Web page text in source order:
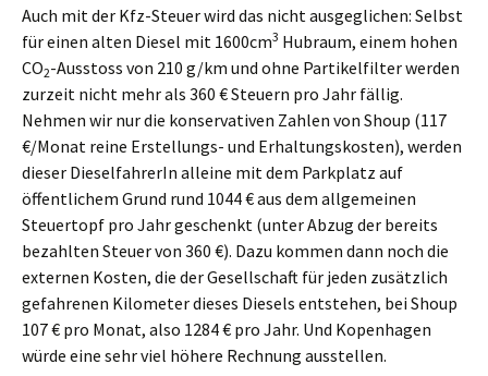
Auch mit der Kfz-Steuer wird das nicht ausgeglichen: Selbst
für einen alten Diesel mit 1600cm3 Hubraum, einem hohen
CO2-Ausstoss von 210 g/km und ohne Partikelfilter werden
zurzeit nicht mehr als 360 € Steuern pro Jahr fällig.
Nehmen wir nur die konservativen Zahlen von Shoup (117
€/Monat reine Erstellungs- und Erhaltungskosten), werden
dieser DieselfahrerIn alleine mit dem Parkplatz auf
öffentlichem Grund rund 1044 € aus dem allgemeinen
Steuertopf pro Jahr geschenkt (unter Abzug der bereits
bezahlten Steuer von 360 €). Dazu kommen dann noch die
externen Kosten, die der Gesellschaft für jeden zusätzlich
gefahrenen Kilometer dieses Diesels entstehen, bei Shoup
107 € pro Monat, also 1284 € pro Jahr. Und Kopenhagen
würde eine sehr viel höhere Rechnung ausstellen.